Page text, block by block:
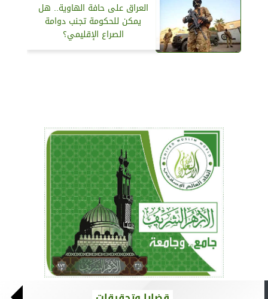
العراق على حافة الهاوية.. هل
يمكن للحكومة تجنب دوامة
الصراع الإقليمي؟